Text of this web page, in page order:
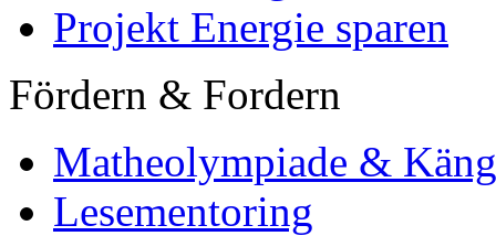
Projekt Energie sparen
Fördern & Fordern
Matheolympiade &
Lesementoring